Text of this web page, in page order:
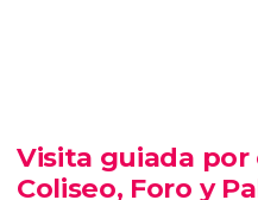
visita guiada por los
Sixtina
Visita guiada por
Coliseo, Foro y